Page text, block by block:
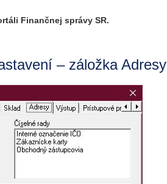
Finančnej správy SR.
– záložka Adresy